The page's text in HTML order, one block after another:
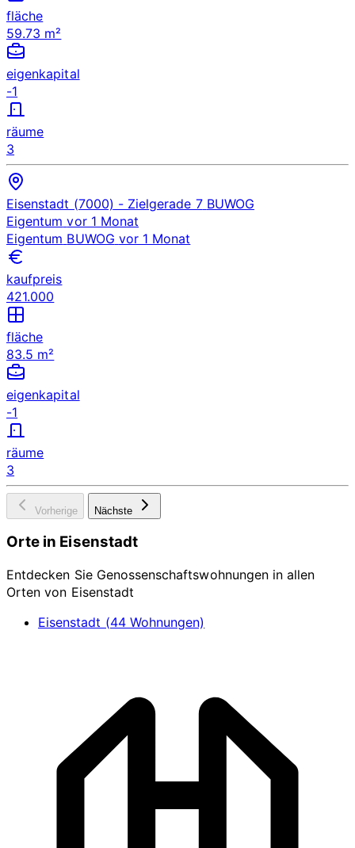
fläche
59.73 m²
eigenkapital
-1
räume
3
Eisenstadt (7000) - Zielgerade 7 BUWOG
Eigentum vor 1 Monat
Eigentum BUWOG vor 1 Monat
kaufpreis
421.000
fläche
83.5 m²
eigenkapital
-1
räume
3
Vorherige Nächste
Orte in Eisenstadt
Entdecken Sie Genossenschaftswohnungen in allen
Orten von Eisenstadt
Eisenstadt (44 Wohnungen)